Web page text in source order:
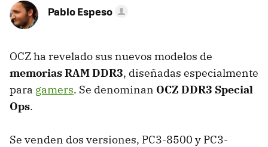
Pablo Espeso
OCZ ha revelado sus nuevos modelos de
memorias RAM DDR3, diseñadas especialmente
para gamers. Se denominan OCZ DDR3 Special
Ops.
Se venden dos versiones, PC3-8500 y PC3-